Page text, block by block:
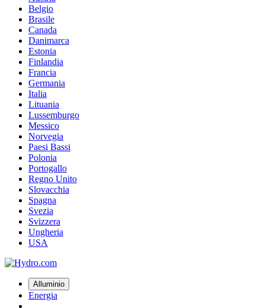
Belgio
Brasile
Canada
Danimarca
Estonia
Finlandia
Francia
Germania
Italia
Lituania
Lussemburgo
Messico
Norvegia
Paesi Bassi
Polonia
Portogallo
Regno Unito
Slovacchia
Spagna
Svezia
Svizzera
Ungheria
USA
Alluminio
Energia